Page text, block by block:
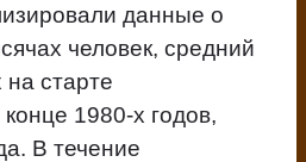
данные о
человек, средний
на старте
1980-х годов,
В течение